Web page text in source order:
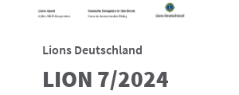
Lions Deutschland
LION 7/2024